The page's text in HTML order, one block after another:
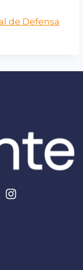
de Defensa